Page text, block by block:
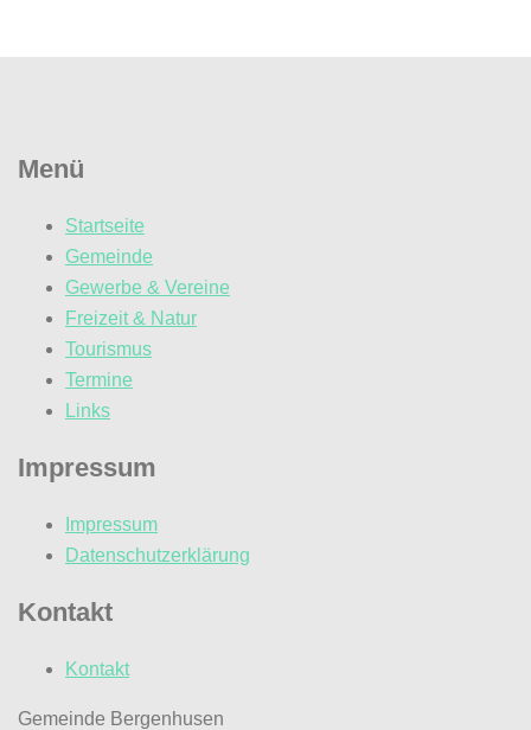
Menü
Startseite
Gemeinde
Gewerbe & Vereine
Freizeit & Natur
Tourismus
Termine
Links
Impressum
Impressum
Datenschutzerklärung
Kontakt
Kontakt
Gemeinde Bergenhusen